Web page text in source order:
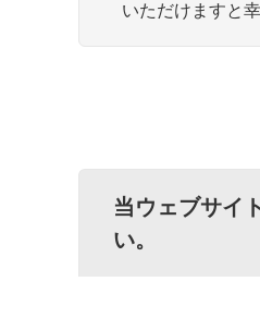
いただけますと幸
当ウェブサイ
い。